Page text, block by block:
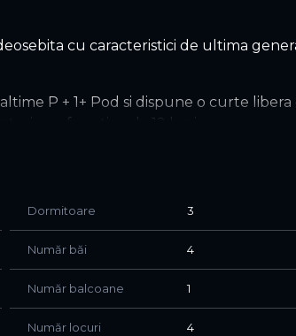
cu caracteristici de ultima
P + 1+ Pod si dispune o curte libera
functionala 12 luni pe an.
arteziana, sistem de irigatii smart,
copii inclusiv sistem
Dormitoare 3
Număr băi 4
Număr balcoane 1
Număr locuri
4